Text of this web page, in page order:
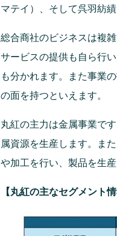
マテイ）、そして呉羽紡
総合商社のビジネスは複
サービスの提供も自ら行
も分かれます。また事業
の面を持つといえます。
丸紅の主力は金属事業で
属資源を生産します。ま
や加工を行い、製品を生産
【丸紅の主なセグメント